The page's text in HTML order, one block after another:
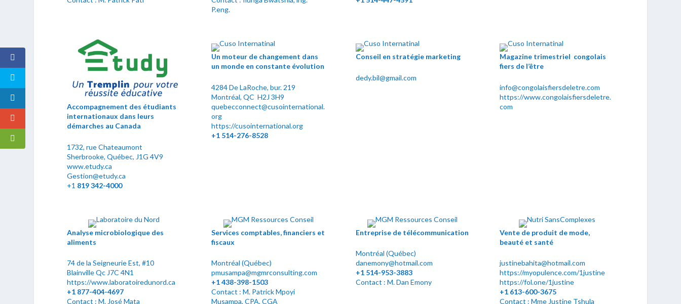
P.eng.
Accompagnement des étudiants
internationaux dans leurs
démarches au Canada
1732, rue Chateaumont
Sherbrooke, Québec, J1G 4V9
www.etudy.ca
Gestion@etudy.ca
+1 819 342-4000
Un moteur de changement dans
un monde en constante évolution
4284 De LaRoche, bur. 219
Montréal, QC H2J 3H9
quebecconnect@cusointernational.
org
https://cusointernational.org
+1 514-276-8528
Conseil en stratégie marketing
dedy.bil@gmail.com
Magazine trimestriel congolais
fiers de l’être
info@congolaisfiersdeletre.com
https://www.congolaisfiersdeletre.
com
Analyse microbiologique des
aliments
74 de la Seigneurie Est, #10
Blainville Qc J7C 4N1
https://www.laboratoiredunord.ca
+1 877-404-4697
Contact : M. José Mata
Services comptables, financiers et
fiscaux
Montréal (Québec)
pmusampa@mgmrconsulting.com
+1438-398-1503
Contact : M. Patrick Mpoyi
Musampa, CPA, CGA
Entreprise de télécommunication
Montréal (Québec)
danemony@hotmail.com
+1 514-953-3883
Contact : M. Dan Emony
Vente de produit de mode,
beauté et santé
justinebahita@hotmail.com
https://myopulence.com/1justine
https://fol.one/1justine
+1 613-600-3675
Contact : Mme Justine Tshula